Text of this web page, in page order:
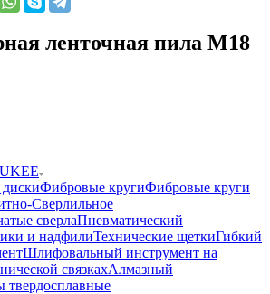
ленточная пила M18
Фибровые кругиФибровые круги
Сверлильное
сверлаПневматический
и надфилиТехнические щеткиГибкий
Шлифовальный инструмент на
связкахАлмазный
твердосплавные